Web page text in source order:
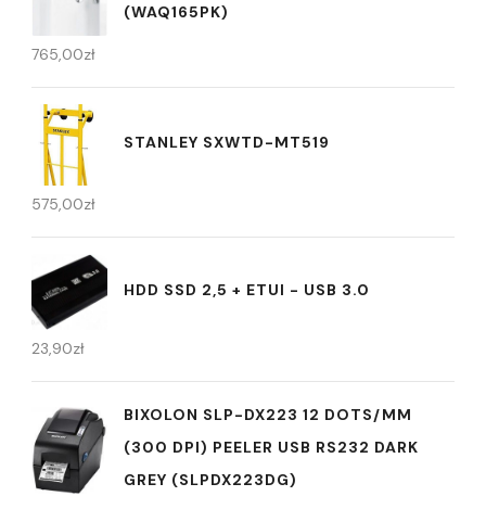
(WAQ165PK)
765,00zł
STANLEY SXWTD-MT519
575,00zł
HDD SSD 2,5 + ETUI - USB 3.0
23,90zł
BIXOLON SLP-DX223 12 DOTS/MM
(300 DPI) PEELER USB RS232 DARK
GREY (SLPDX223DG)